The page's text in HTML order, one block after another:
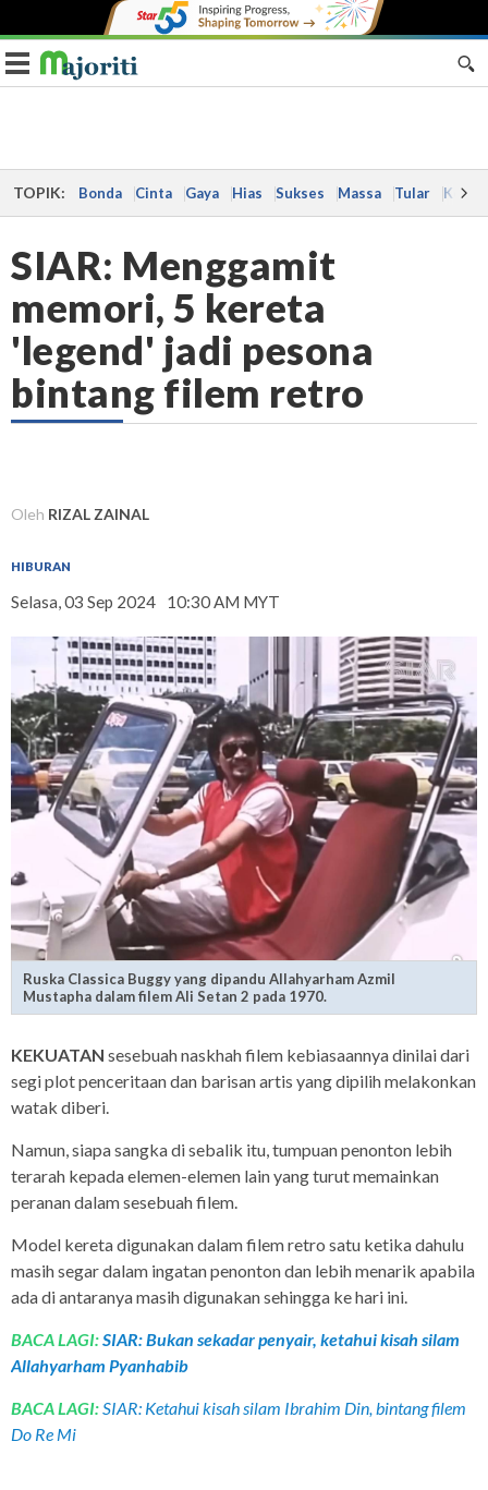
Toggle navigation
TOPIK: Bonda Cinta Gaya Hias Sukses Massa Tular Kes
SIAR: Menggamit
memori, 5 kereta
'legend' jadi pesona
bintang filem retro
Oleh RIZAL ZAINAL
HIBURAN
Selasa, 03 Sep 2024 10:30 AM MYT
Ruska Classica Buggy yang dipandu Allahyarham Azmil
Mustapha dalam filem Ali Setan 2 pada 1970.
KEKUATAN sesebuah naskhah filem kebiasaannya dinilai dari
segi plot penceritaan dan barisan artis yang dipilih melakonkan
watak diberi.
Namun, siapa sangka di sebalik itu, tumpuan penonton lebih
terarah kepada elemen-elemen lain yang turut memainkan
peranan dalam sesebuah filem.
Model kereta digunakan dalam filem retro satu ketika dahulu
masih segar dalam ingatan penonton dan lebih menarik apabila
ada di antaranya masih digunakan sehingga ke hari ini.
BACA LAGI:SIAR: Bukan sekadar penyair, ketahui kisah silam
Allahyarham Pyanhabib
BACA LAGI:SIAR: Ketahui kisah silam Ibrahim Din, bintang filem
Do Re Mi